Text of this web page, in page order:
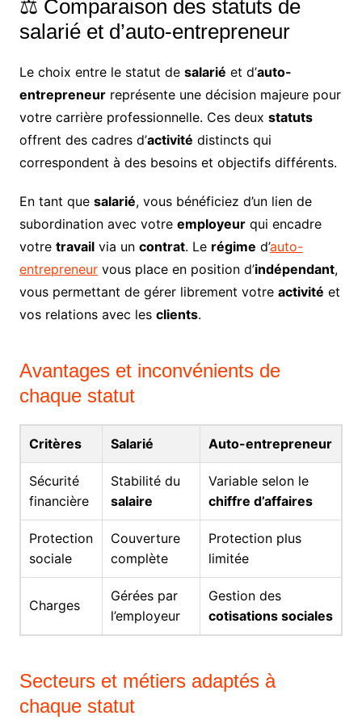
⚖️ Comparaison des statuts de
salarié et d’auto-entrepreneur
Le choix entre le statut de salarié et d’auto-
entrepreneurreprésente une décision majeure pour
votre carrière professionnelle. Ces deux statuts
offrent des cadres d’activité distincts qui
correspondent à des besoins et objectifs différents.
En tant que salarié, vous bénéficiez d’un lien de
subordination avec votre employeurqui encadre
votre travailvia un contrat. Le régime d’auto-
entrepreneurvous place en position d’indépendant,
vous permettant de gérer librement votre activité et
vos relations avec les clients.
Avantages et inconvénients de
chaque statut
Critères Salarié Auto-entrepreneur
Sécurité
financière
Stabilité du
salaire
Variable selon le
chiffre d’affaires
Protection
sociale
Couverture
complète
Protection plus
limitée
Charges
Gérées par
l’employeur
Gestion des
cotisations sociales
Secteurs et métiers adaptés à
chaque statut